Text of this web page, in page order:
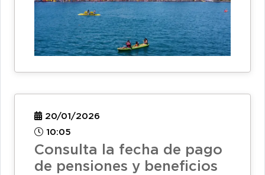
20/01/2026
10:05
Consulta la fecha de pago
de pensiones y beneficios